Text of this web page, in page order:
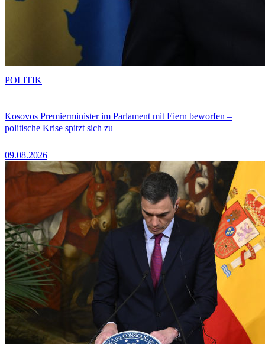
Kosovos Premierminister im Parlament mit Eiern beworfen –
politische Krise spitzt sich zu
09.08.2026
POLITIK